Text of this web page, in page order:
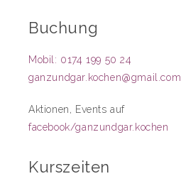
Buchung
Mobil: 0174 199 50 24
ganzundgar.kochen@gmail.com
Aktionen, Events auf
facebook/ganzundgar.kochen
Kurszeiten